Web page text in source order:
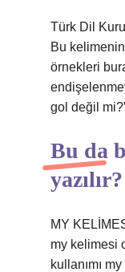
Türk Dil
Bu
örnekleri
gol değil
Bu da
yazılır?
MY
my kelimesi
kullanımı my